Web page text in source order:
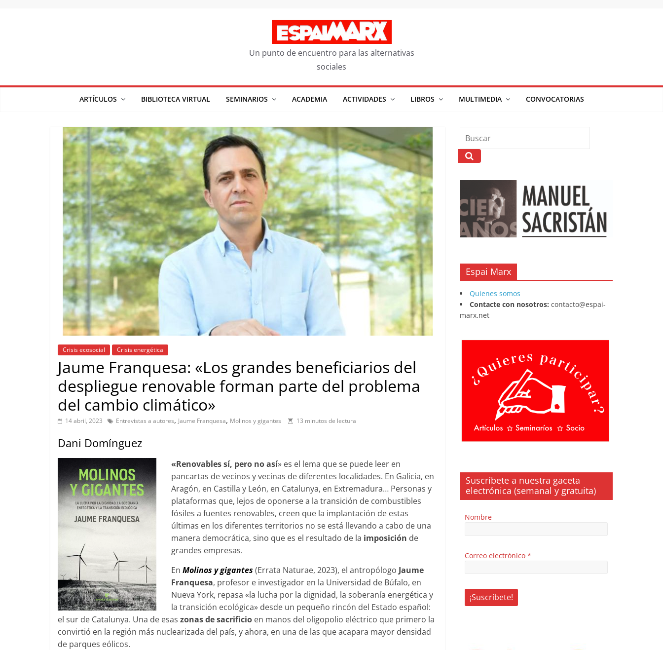
Un punto de encuentro para las alternativas
sociales
ARTÍCULOS BIBLIOTECA VIRTUAL SEMINARIOS ACADEMIA ACTIVIDADES LIBROS MULTIMEDIA CONVOCATORIAS
Crisis ecosocial Crisis energética
Jaume Franquesa: «Los grandes beneficiarios del
despliegue renovable forman parte del problema
del cambio climático»
14 abril, 2023 Entrevistas a autores, Jaume Franquesa, Molinos y gigantes 13 minutos de lectura
Dani Domínguez
«Renovables sí, pero no así» es el lema que se puede leer en
pancartas de vecinos y vecinas de diferentes localidades. En Galicia, en
Aragón, en Castilla y León, en Catalunya, en Extremadura… Personas y
plataformas que, lejos de oponerse a la transición de combustibles
fósiles a fuentes renovables, creen que la implantación de estas
últimas en los diferentes territorios no se está llevando a cabo de una
manera democrática, sino que es el resultado de la imposición de
grandes empresas.
En Molinos y gigantes (Errata Naturae, 2023), el antropólogo Jaume
Franquesa, profesor e investigador en la Universidad de Búfalo, en
Nueva York, repasa «la lucha por la dignidad, la soberanía energética y
la transición ecológica» desde un pequeño rincón del Estado español:
el sur de Catalunya. Una de esas zonas de sacrificio en manos del oligopolio eléctrico que primero la
convirtió en la región más nuclearizada del país, y ahora, en una de las que acapara mayor densidad
de parques eólicos.
Espai Marx
Quienes somos
Contacte con nosotros: contacto@espai-
marx.net
Suscríbete a nuestra gaceta
electrónica (semanal y gratuita)
Nombre
Correo electrónico *